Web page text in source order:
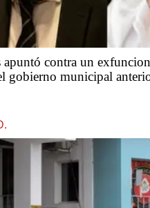
apuntó contra un
gobierno municipal